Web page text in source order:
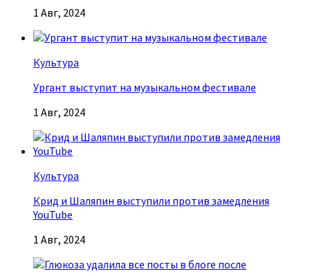
1 Авг, 2024
Культура
Ургант выступит на музыкальном фестивале
1 Авг, 2024
Культура
Крид и Шаляпин выступили против замедления
YouTube
1 Авг, 2024